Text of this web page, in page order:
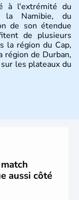
à l'extrémité du
la Namibie, du
de son étendue
de plusieurs
la région du Cap,
région de Durban,
les plateaux du
est aujourd'hui
en ressources
aussi côté